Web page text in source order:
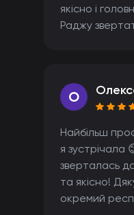
якісно і
Раджу
O
Найбільш
я зустрічала
зверталась
та якісно!
окремий